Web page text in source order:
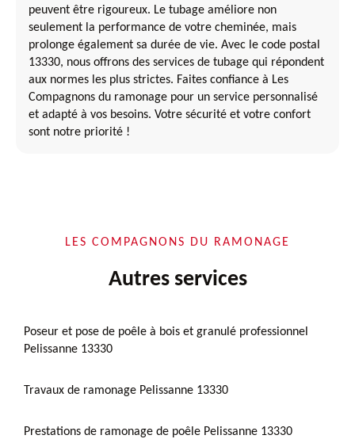
peuvent être rigoureux. Le tubage améliore non
seulement la performance de votre cheminée, mais
prolonge également sa durée de vie. Avec le code postal
13330, nous offrons des services de tubage qui répondent
aux normes les plus strictes. Faites confiance à Les
Compagnons du ramonage pour un service personnalisé
et adapté à vos besoins. Votre sécurité et votre confort
sont notre priorité !
LES COMPAGNONS DU RAMONAGE
Autres services
Poseur et pose de poêle à bois et granulé professionnel
Pelissanne 13330
Travaux de ramonage Pelissanne 13330
Prestations de ramonage de poêle Pelissanne 13330